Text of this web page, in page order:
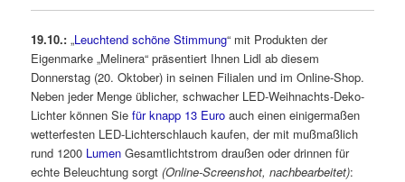
19.10.: „Leuchtend schöne Stimmung“ mit Produkten der
Eigenmarke „Melinera“ präsentiert Ihnen Lidl ab diesem
Donnerstag (20. Oktober) in seinen Filialen und im Online-Shop.
Neben jeder Menge üblicher, schwacher LED-Weihnachts-Deko-
Lichter können Siefür knapp 13 Euro auch einen einigermaßen
wetterfesten LED-Lichterschlauch kaufen, der mit mußmaßlich
rund 1200 Lumen Gesamtlichtstrom draußen oder drinnen für
echte Beleuchtung sorgt(Online-Screenshot, nachbearbeitet):